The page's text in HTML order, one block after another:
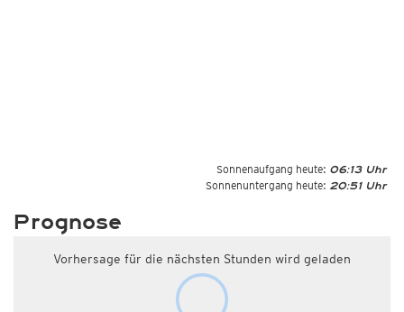
Sonnenaufgang heute: 06:13 Uhr
Sonnenuntergang heute: 20:51 Uhr
Prognose
Vorhersage für die nächsten Stunden wird geladen